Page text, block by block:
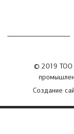
© 2019 ТОО
Создание